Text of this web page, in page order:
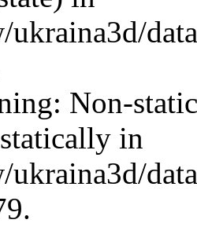
Non-
in